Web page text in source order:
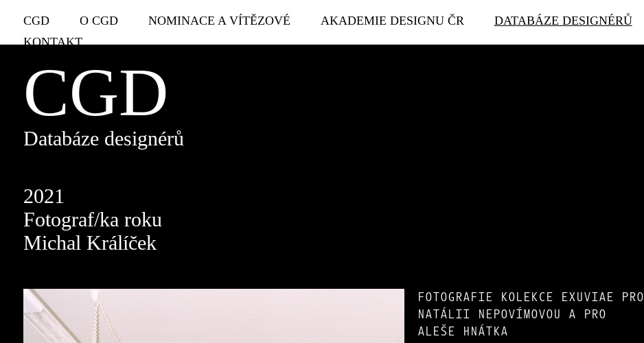
CGD O CGD NOMINACE A VÍTĚZOVÉ AKADEMIE DESIGNU ČR DATABÁZE DESIGNÉRŮ
KONTAKT
CGD
Databáze designérů
2021
Fotograf/ka roku
Michal Králíček
FOTOGRAFIE KOLEKCE EXUVIAE PRO
NATÁLII NEPOVÍMOVOU A PRO
ALEŠE HNÁTKA